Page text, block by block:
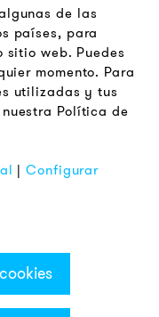
de las
países, para
sitio web. Puedes
momento. Para
utilizadas y tus
Política de
|Configurar